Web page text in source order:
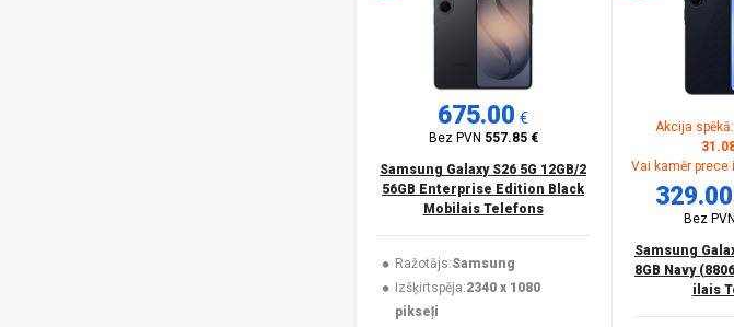
675.00 €
Bez PVN 557.85 €
Samsung Galaxy S26 5G 12GB/2
56GB Enterprise Edition Black
Mobilais Telefons
Ražotājs:Samsung
Izšķirtspēja:2340 x 1080
pikseļi
Akcija spēkā:
Vai kamēr prece
329.00
Bez PVN
Samsung
8GB Navy
ilais